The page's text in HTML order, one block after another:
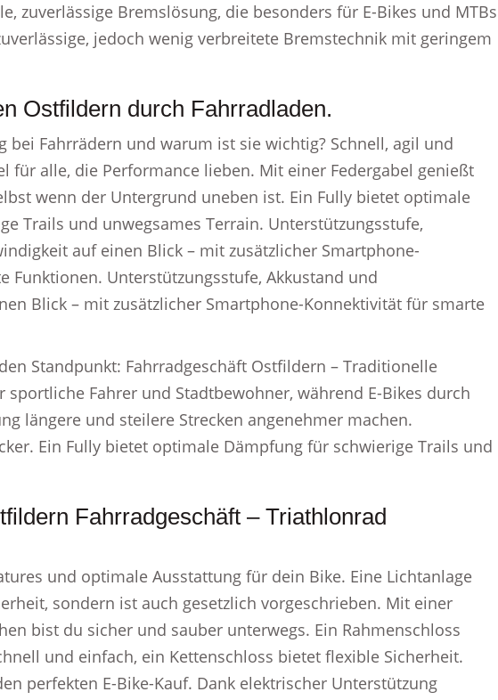
zuverlässige Bremslösung, die besonders für E-Bikes und MTBs
jedoch wenig verbreitete Bremstechnik mit geringem
Ostfildern durch Fahrradladen.
bei Fahrrädern und warum ist sie wichtig? Schnell, agil und
für alle, die Performance lieben. Mit einer Federgabel genießt
wenn der Untergrund uneben ist. Ein Fully bietet optimale
Trails und unwegsames Terrain. Unterstützungsstufe,
auf einen Blick – mit zusätzlicher Smartphone-
Funktionen. Unterstützungsstufe, Akkustand und
Blick – mit zusätzlicher Smartphone-Konnektivität für smarte
Standpunkt: Fahrradgeschäft Ostfildern – Traditionelle
sportliche Fahrer und Stadtbewohner, während E-Bikes durch
längere und steilere Strecken angenehmer machen.
Ein Fully bietet optimale Dämpfung für schwierige Trails und
Fahrradgeschäft – Triathlonrad
und optimale Ausstattung für dein Bike. Eine Lichtanlage
sondern ist auch gesetzlich vorgeschrieben. Mit einer
bist du sicher und sauber unterwegs. Ein Rahmenschloss
und einfach, ein Kettenschloss bietet flexible Sicherheit.
perfekten E-Bike-Kauf. Dank elektrischer Unterstützung